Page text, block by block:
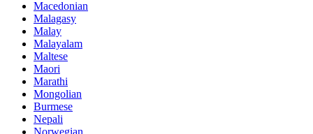
Macedonian
Malagasy
Malay
Malayalam
Maltese
Maori
Marathi
Mongolian
Burmese
Nepali